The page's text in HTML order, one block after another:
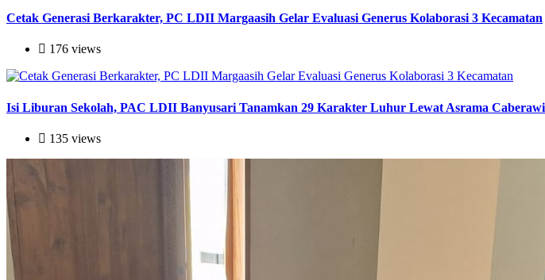
Cetak Generasi Berkarakter, PC LDII Margaasih Gelar Evaluasi Generus Kolaborasi 3 Kecamatan
176 views
Isi Liburan Sekolah, PAC LDII Banyusari Tanamkan 29 Karakter Luhur Lewat Asrama
135 views